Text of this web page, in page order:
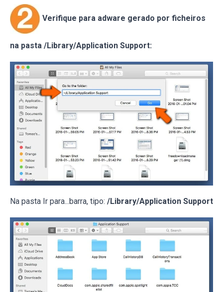
Verifique para adware gerado por ficheiros
na pasta /Library/Application Support:
Na pasta Ir para...barra, tipo: /Library/Application Support